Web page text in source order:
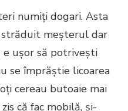
numiți dogari. Asta
străduit meșterul dar
e ușor să potrivești
se împrăștie licoarea
cereau butoaie mai
că fac mobilă, și-